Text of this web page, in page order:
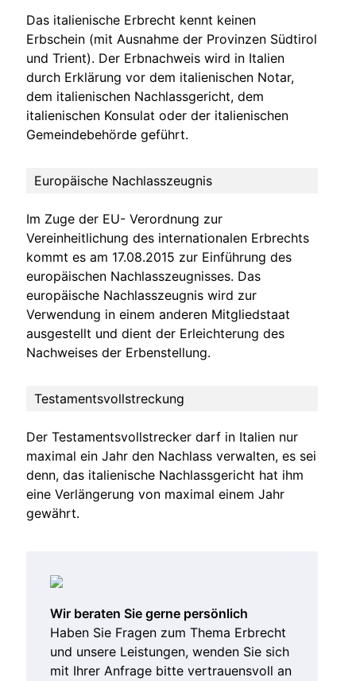
Das italienische Erbrecht kennt keinen
Erbschein (mit Ausnahme der Provinzen Südtirol
und Trient). Der Erbnachweis wird in Italien
durch Erklärung vor dem italienischen Notar,
dem italienischen Nachlassgericht, dem
italienischen Konsulat oder der italienischen
Gemeindebehörde geführt.
Europäische Nachlasszeugnis
Im Zuge der EU- Verordnung zur
Vereinheitlichung des internationalen Erbrechts
kommt es am 17.08.2015 zur Einführung des
europäischen Nachlasszeugnisses. Das
europäische Nachlasszeugnis wird zur
Verwendung in einem anderen Mitgliedstaat
ausgestellt und dient der Erleichterung des
Nachweises der Erbenstellung.
Testamentsvollstreckung
Der Testamentsvollstrecker darf in Italien nur
maximal ein Jahr den Nachlass verwalten, es sei
denn, das italienische Nachlassgericht hat ihm
eine Verlängerung von maximal einem Jahr
gewährt.
Wir beraten Sie gerne persönlich
Haben Sie Fragen zum Thema Erbrecht
und unsere Leistungen, wenden Sie sich
mit Ihrer Anfrage bitte vertrauensvoll an